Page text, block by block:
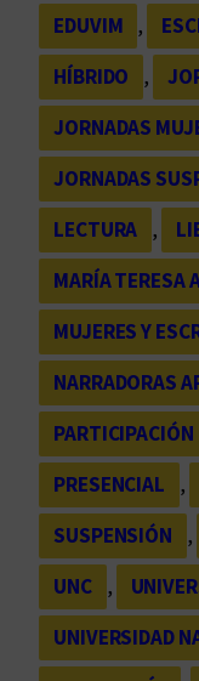
EDUVIM
,
HÍBRIDO
,
JORNADAS
JORNADAS
LECTURA
,
MARÍA TERESA
MUJERES Y
NARRADORAS
PARTICIPACIÓN
PRESENCIAL
,
SUSPENSIÓN
,
UNC
,
UNIVERSIDAD